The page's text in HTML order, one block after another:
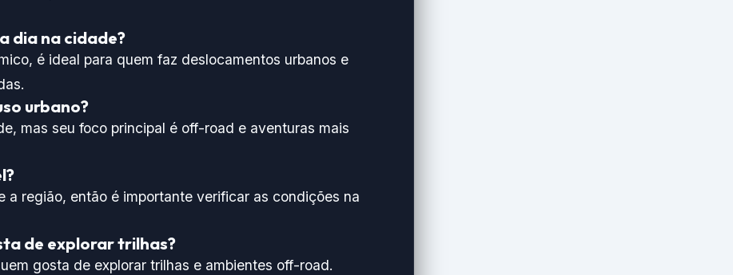
dia na cidade?
é ideal para quem faz deslocamentos urbanos e
urbano?
mas seu foco principal é off-road e aventuras mais
a região, então é importante verificar as condições na
de explorar trilhas?
gosta de explorar trilhas e ambientes off-road.